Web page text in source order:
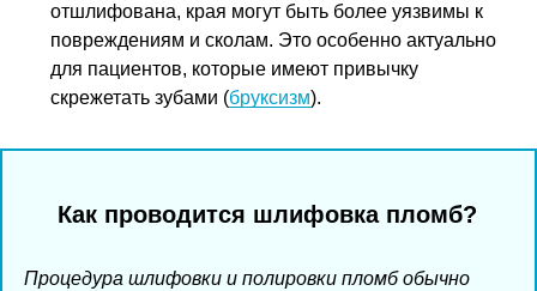
отшлифована, края могут быть более уязвимы к
повреждениям и сколам. Это особенно актуально
для пациентов, которые имеют привычку
скрежетать зубами (бруксизм).
Как проводится шлифовка пломб?
Процедура шлифовки и полировки пломб обычно